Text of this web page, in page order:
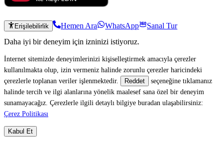
Erişilebilirlik Hemen Ara WhatsApp
Sanal Tur
Daha iyi bir deneyim için izninizi istiyoruz.
İnternet sitemizde deneyimlerinizi kişiselleştirmek amacıyla çerezler
kullanılmakta olup, izin vermeniz halinde zorunlu çerezler haricindeki
çerezlerle toplanan veriler işlenmektedir.
Reddet
seçeneğine tıklamanız
halinde tercih ve ilgi alanlarına yönelik maalesef sana özel bir deneyim
sunamayacağız. Çerezlerle ilgili detaylı bilgiye buradan ulaşabilirsiniz:
Çerez Politikası
Kabul Et